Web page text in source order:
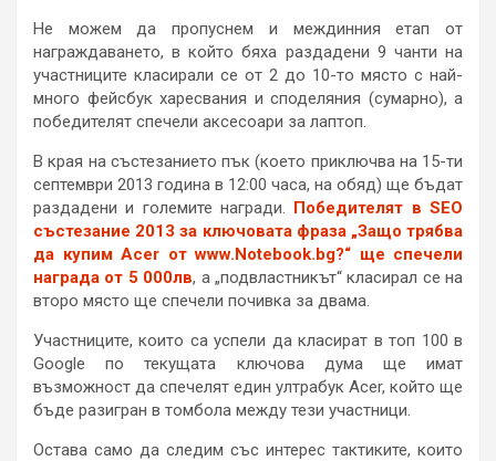
Не можем да пропуснем и междинния етап от
награждаването, в който бяха раздадени 9 чанти на
участниците класирали се от 2 до 10-то място с най-
много фейсбук харесвания и споделяния (сумарно), а
победителят спечели аксесоари за лаптоп.
В края на състезанието пък (което приключва на 15-ти
септември 2013 година в 12:00 часа, на обяд) ще бъдат
раздадени и големите награди. Победителят в SEO
състезание 2013 за ключовата фраза „Защо трябва
да купим Acer от www.Notebook.bg?“ ще спечели
награда от 5 000лв, а „подвластникът“ класирал се на
второ място ще спечели почивка за двама.
Участниците, които са успели да класират в топ 100 в
Google по текущата ключова дума ще имат
възможност да спечелят един ултрабук Acer, който ще
бъде разигран в томбола между тези участници.
Остава само да следим със интерес тактиките, които